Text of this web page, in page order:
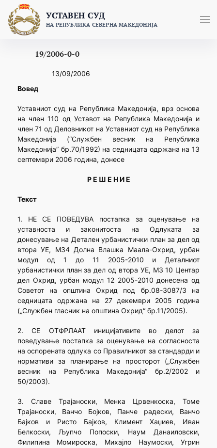
content
УСТАВЕН СУД
НА РЕПУБЛИКА СЕВЕРНА МАКЕДОНИЈА
19/2006-0-0
13/09/2006
Вовед
Уставниот суд на Република Македонија, врз основа
на член 110 од Уставот на Република Македонија и
член 71 од Деловникот на Уставниот суд на Република
Македонија (“Службен весник на Република
Македонија” бр.70/1992) на седницата одржана на 13
септември 2006 година, донесе
Р Е Ш Е Н И Е
Текст
1. НЕ СЕ ПОВЕДУВА постапка за оценување на
уставноста и законитоста на Одлуката за
донесување на Детален урбанистички план за дел од
втора УЕ, МЗ4 Долна Влашка Маала-Охрид, урбан
модул од 1 до 11 2005-2010 и Деталниот
урбанистички план за дел од втора УЕ, МЗ 10 Центар
дел Охрид, урбан модул 12 2005-2010 донесена од
Советот на општина Охрид под бр.08-3087/3 на
седницата одржана на 27 декември 2005 година
(„Службен гласник на општина Охрид“ бр.11/2005).
2. СЕ ОТФРЛААТ иницијативите во делот за
поведување постапка за оценување на согласноста
на оспорената одлука со Правилникот за стандарди и
нормативи за планирање на просторот („Службен
весник на Република Македонија“ бр.2/2002 и
50/2003).
3. Славе Трајаноски, Менка Црвенкоска, Томе
Трајаноски, Ванчо Бојков, Панче радески, Ванчо
Бајков и Ристо Бајков, Климент Хаџиев, Иван
Белкоски, Љупчо Попоски, Наум Данаиловски,
Филипина Момироска, Михајло Наумоски, Угрин